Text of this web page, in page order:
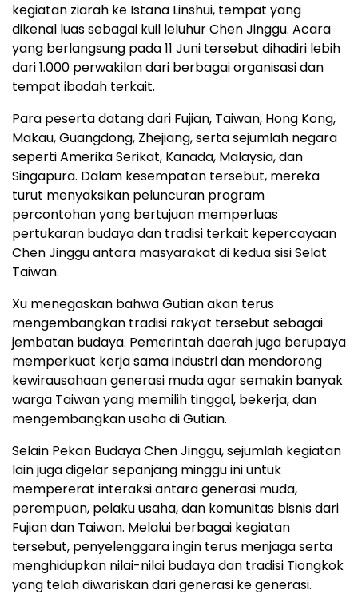
kegiatan ziarah ke Istana Linshui, tempat yang
dikenal luas sebagai kuil leluhur Chen Jinggu. Acara
yang berlangsung pada 11 Juni tersebut dihadiri lebih
dari 1.000 perwakilan dari berbagai organisasi dan
tempat ibadah terkait.
Para peserta datang dari Fujian, Taiwan, Hong Kong,
Makau, Guangdong, Zhejiang, serta sejumlah negara
seperti Amerika Serikat, Kanada, Malaysia, dan
Singapura. Dalam kesempatan tersebut, mereka
turut menyaksikan peluncuran program
percontohan yang bertujuan memperluas
pertukaran budaya dan tradisi terkait kepercayaan
Chen Jinggu antara masyarakat di kedua sisi Selat
Taiwan.
Xu menegaskan bahwa Gutian akan terus
mengembangkan tradisi rakyat tersebut sebagai
jembatan budaya. Pemerintah daerah juga berupaya
memperkuat kerja sama industri dan mendorong
kewirausahaan generasi muda agar semakin banyak
warga Taiwan yang memilih tinggal, bekerja, dan
mengembangkan usaha di Gutian.
Selain Pekan Budaya Chen Jinggu, sejumlah kegiatan
lain juga digelar sepanjang minggu ini untuk
mempererat interaksi antara generasi muda,
perempuan, pelaku usaha, dan komunitas bisnis dari
Fujian dan Taiwan. Melalui berbagai kegiatan
tersebut, penyelenggara ingin terus menjaga serta
menghidupkan nilai-nilai budaya dan tradisi Tiongkok
yang telah diwariskan dari generasi ke generasi.